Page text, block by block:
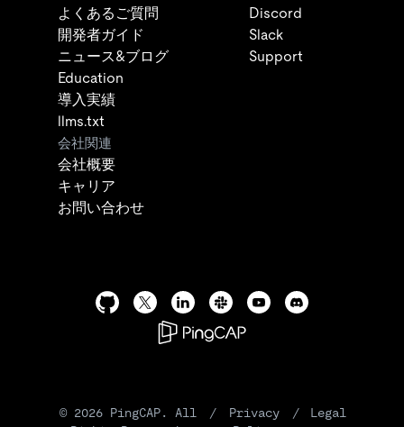
よくあるご質問
開発者ガイド
ニュース&ブログ
Education
導入実績
llms.txt
Discord
Slack
Support
会社関連
会社概要
キャリア
お問い合わせ
© 2026PingCAP. All
/
Privacy
/ Legal